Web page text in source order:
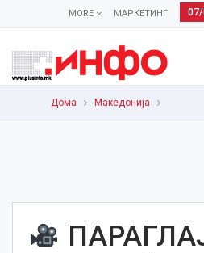
МАРКЕТИНГ
MORE
Дома Македонија